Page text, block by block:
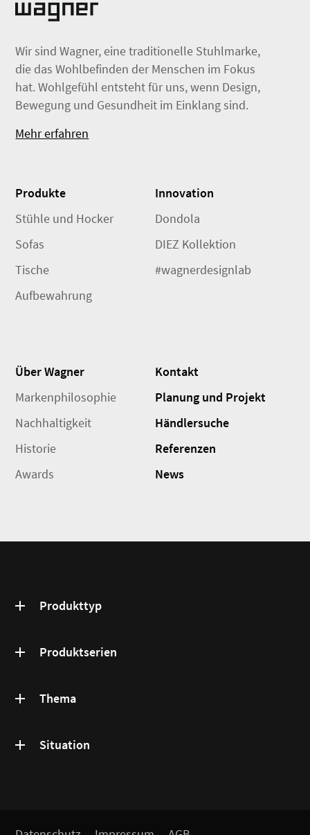
Wir sind Wagner, eine traditionelle Stuhlmarke,
die das Wohlbefinden der Menschen im Fokus
hat. Wohlgefühl entsteht für uns, wenn Design,
Bewegung und Gesundheit im Einklang sind.
Mehr erfahren
Produkte
Stühle und Hocker
Sofas
Tische
Aufbewahrung
Innovation
Dondola
DIEZ Kollektion
#wagnerdesignlab
Über Wagner
Markenphilosophie
Nachhaltigkeit
Historie
Awards
Kontakt
Planung und Projekt
Händlersuche
Referenzen
News
Produkttyp
Produktserien
Thema
Situation